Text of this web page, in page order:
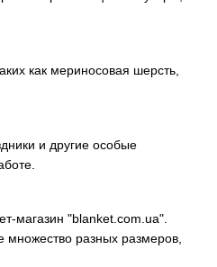
как мериносовая шерсть,
и другие особые
магазин "blanket.com.ua".
множество разных размеров,